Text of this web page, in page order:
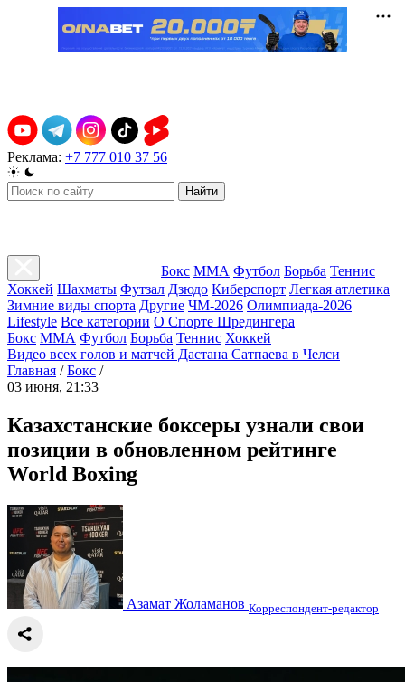
Реклама: +7 777 010 37 56
Найти
Бокс ММА Футбол Борьба Теннис
Хоккей Шахматы Футзал Дзюдо Киберспорт Легкая атлетика
Зимние виды спорта Другие ЧМ-2026 Олимпиада-2026
Lifestyle Все категории О Спорте Шредингера
Бокс ММА Футбол Борьба Теннис Хоккей
Видео всех голов и матчей Дастана Сатпаева в Челси
Главная / Бокс /
03 июня, 21:33
Казахстанские боксеры узнали свои
позиции в обновленном рейтинге
World Boxing
Азамат Жоламанов Корреспондент-редактор